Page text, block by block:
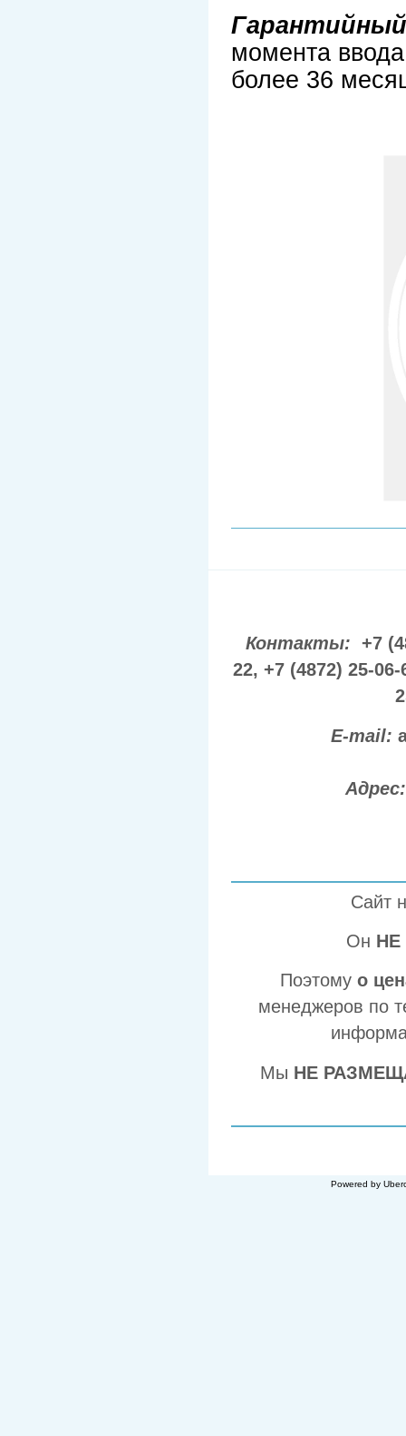
момента
более 36
Контакты: +7
22, +7 (4872) 25-
E-mail:
Сайт
Он НЕ
Поэтому о
менеджеров по
Мы НЕ
Powered by